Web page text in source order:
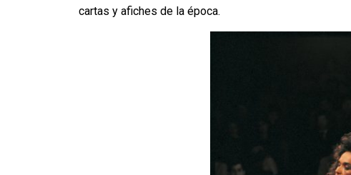
cartas y afiches de la época.